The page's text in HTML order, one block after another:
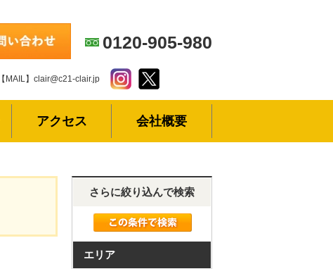
0120-905-980
【MAIL】clair@c21-clair.jp
アクセス 会社概要
さらに絞り込んで検索
エリア